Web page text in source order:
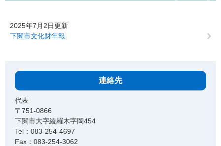
2025年7月2日更新
下関市文化財年報
連絡先
代表
〒751-0866
下関市大字綾羅木字岡454
Tel：083-254-4697
Fax：083-254-3062